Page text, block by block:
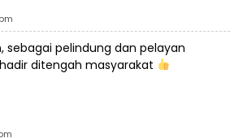
sebagai pelindung dan pelayan
ditengah masyarakat